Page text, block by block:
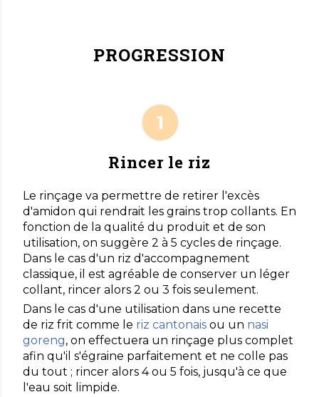
PROGRESSION
Rincer le riz
Le rinçage va permettre de retirer l'excès
d'amidon qui rendrait les grains trop collants. En
fonction de la qualité du produit et de son
utilisation, on suggère 2 à 5 cycles de rinçage.
Dans le cas d'un riz d'accompagnement
classique, il est agréable de conserver un léger
collant, rincer alors 2 ou 3 fois seulement.
Dans le cas d'une utilisation dans une recette
de riz frit comme le riz cantonais ou un nasi
goreng, on effectuera un rinçage plus complet
afin qu'il s'égraine parfaitement et ne colle pas
du tout ; rincer alors 4 ou 5 fois, jusqu'à ce que
l'eau soit limpide.